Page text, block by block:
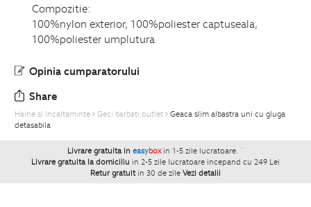
Compozitie:
100%nylon exterior, 100%poliester captuseala,
100%poliester umplutura
Opinia cumparatorului
Share
Haine si Incaltaminte Geci barbati outlet
Geaca slim albastra uni cu gluga
detasabila
Livrare gratuita in easybox in 1-5 zile lucratoare. `
Livrare gratuita la domiciliu in 2-5 zile lucratoare incepand cu 249 Lei
Retur gratuit in 30 de zile Vezi detalii